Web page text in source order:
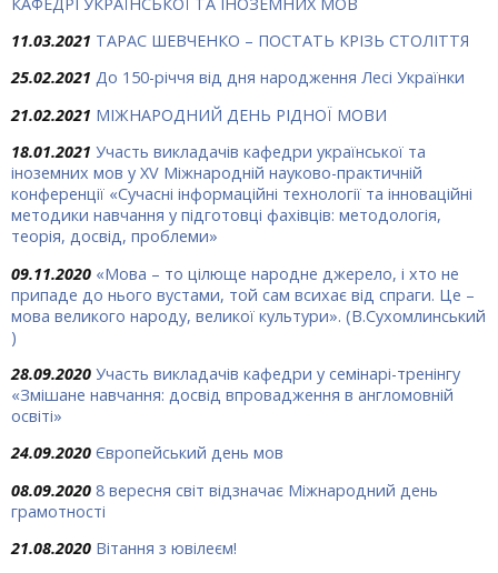
11.03.2021 ТАРАС ШЕВЧЕНКО – ПОСТАТЬ КРІЗЬ СТОЛІТТЯ
25.02.2021 До 150-річчя від дня народження Лесі Українки
21.02.2021 МІЖНАРОДНИЙ ДЕНЬ РІДНОЇ МОВИ
18.01.2021 Участь викладачів кафедри української та
іноземних мов у XV Міжнародній науково-практичній
конференції «Сучасні інформаційні технології та інноваційні
методики навчання у підготовці фахівців: методологія,
теорія, досвід, проблеми»
09.11.2020 «Мова – то цілюще народ­не джерело, і хто не
припаде до нього вустами, той сам всихає від спраги. Це –
мова великого народу, великої культури». (В.Сухомлинський
)
28.09.2020 Участь викладачів кафедри у семінарі-тренінгу
«Змішане навчання: досвід впровадження в англомовній
освіті»
24.09.2020 Європейський день мов
08.09.2020 8 вересня світ відзначає Міжнародний день
грамотності
21.08.2020 Вітання з ювілеєм!